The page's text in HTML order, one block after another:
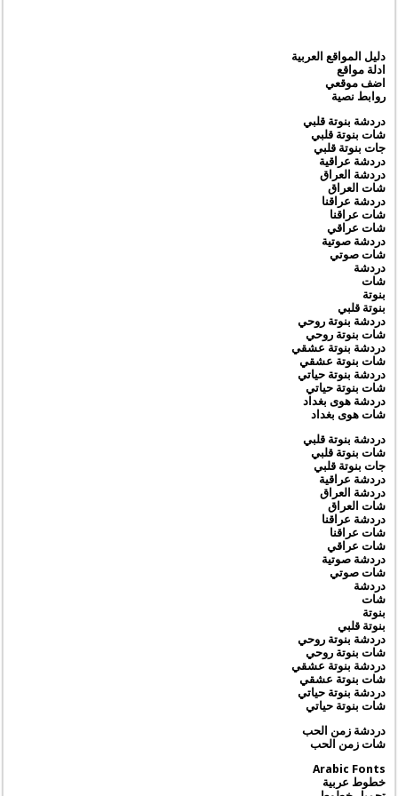
دليل المواقع العربية
ادلة مواقع
اضف موقعي
روابط نصية
دردشة بنوتة قلبي
شات بنوتة قلبي
جات بنوتة قلبي
دردشة عراقية
دردشة العراق
شات العراق
دردشة عراقنا
شات عراقنا
شات عراقي
دردشة صوتية
شات صوتي
دردشة
شات
بنوتة
بنوتة قلبي
دردشة بنوتة روحي
شات بنوتة روحي
دردشة بنوتة عشقي
شات بنوتة عشقي
دردشة بنوتة حياتي
شات بنوتة حياتي
دردشة هوى بغداد
شات هوى بغداد
دردشة بنوتة قلبي
شات بنوتة قلبي
جات بنوتة قلبي
دردشة عراقية
دردشة العراق
شات العراق
دردشة عراقنا
شات عراقنا
شات عراقي
دردشة صوتية
شات صوتي
دردشة
شات
بنوتة
بنوتة قلبي
دردشة بنوتة روحي
شات بنوتة روحي
دردشة بنوتة عشقي
شات بنوتة عشقي
دردشة بنوتة حياتي
شات بنوتة حياتي
دردشة زمن الحب
شات زمن الحب
Arabic Fonts
خطوط عربية